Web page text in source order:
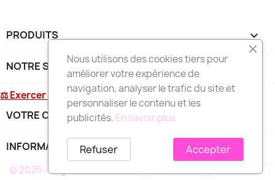
PRODUITS 
NOTRE SOCIÉTÉ
⚖ Exercer mon droit de rétractation
VOTRE COMPTE
INFORMATIONS
© 2026 - Logiciel e-commerce par PrestaShop™
Nous utilisons des cookies tiers pour
améliorer votre expérience de
navigation, analyser le trafic du site et
personnaliser le contenu et les
publicités. En savoir plus
Accepter
Refuser